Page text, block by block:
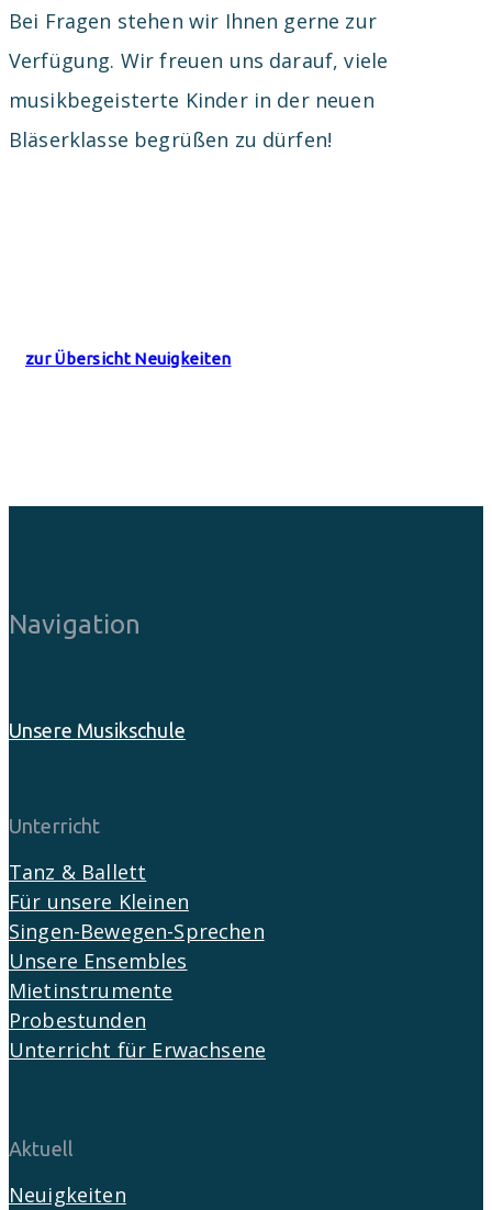
Bei Fragen stehen wir Ihnen gerne zur
Verfügung. Wir freuen uns darauf, viele
musikbegeisterte Kinder in der neuen
Bläserklasse begrüßen zu dürfen!
zur Übersicht Neuigkeiten
Navigation
Unsere Musikschule
Unterricht
Tanz & Ballett
Für unsere Kleinen
Singen-Bewegen-Sprechen
Unsere Ensembles
Mietinstrumente
Probestunden
Unterricht für Erwachsene
Aktuell
Neuigkeiten